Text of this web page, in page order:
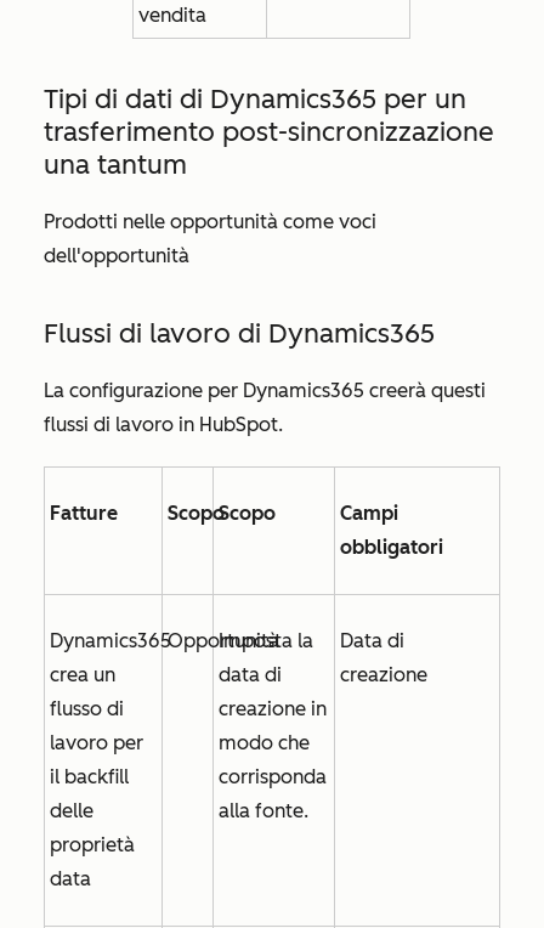
vendita
Tipi di dati di Dynamics365 per un
trasferimento post-sincronizzazione
una tantum
Prodotti nelle opportunità come voci
dell'opportunità
Flussi di lavoro di Dynamics365
La configurazione per Dynamics365 creerà questi
flussi di lavoro in HubSpot.
Fatture ScopoScopo
Campi
obbligatori
Dynamics365
crea un
flusso di
lavoro per
il backfill
delle
proprietà
data
Opportunità
Imposta la
data di
creazione in
modo che
corrisponda
alla fonte.
Data di
creazione